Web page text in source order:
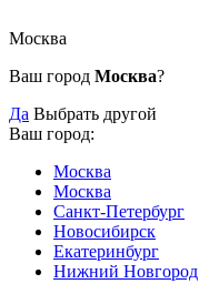
Москва
Ваш город Москва?
Да Выбрать другой
Ваш город:
Москва
Москва
Санкт-Петербург
Новосибирск
Екатеринбург
Нижний Новгород